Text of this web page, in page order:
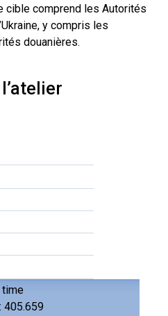
cible comprend les Autorités
y compris les
douanières.
time
405.659